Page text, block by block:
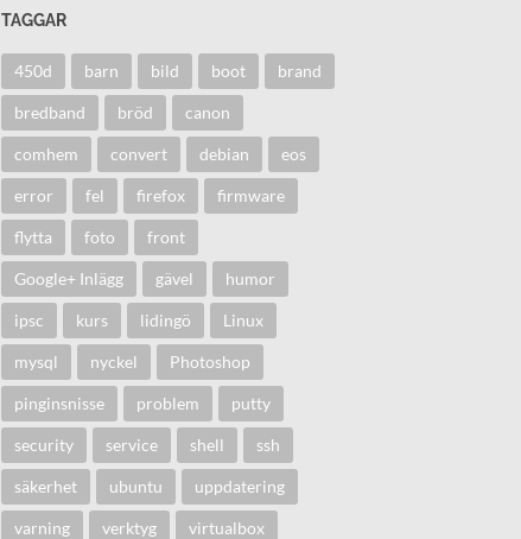
TAGGAR
450d barn bild boot brand
bredband bröd canon
comhem convert debian eos
error fel firefox firmware
flytta foto front
Google+ Inlägg gävel humor
ipsc kurs lidingö Linux
mysql nyckel Photoshop
pinginsnisse problem putty
security service shell ssh
säkerhet ubuntu uppdatering
varning verktyg virtualbox